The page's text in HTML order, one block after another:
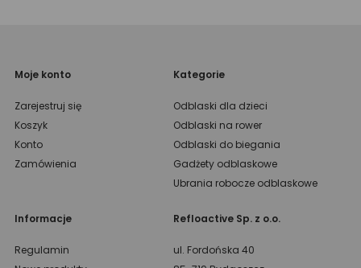
Moje konto
Zarejestruj się
Koszyk
Konto
Zamówienia
Kategorie
Odblaski dla dzieci
Odblaski na rower
Odblaski do biegania
Gadżety odblaskowe
Ubrania robocze odblaskowe
Informacje
Regulamin
Refloactive Sp. z o.o.
ul. Fordońska 40